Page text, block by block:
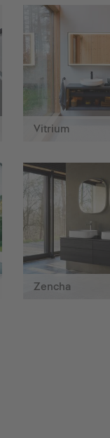
Vitrium
Zencha